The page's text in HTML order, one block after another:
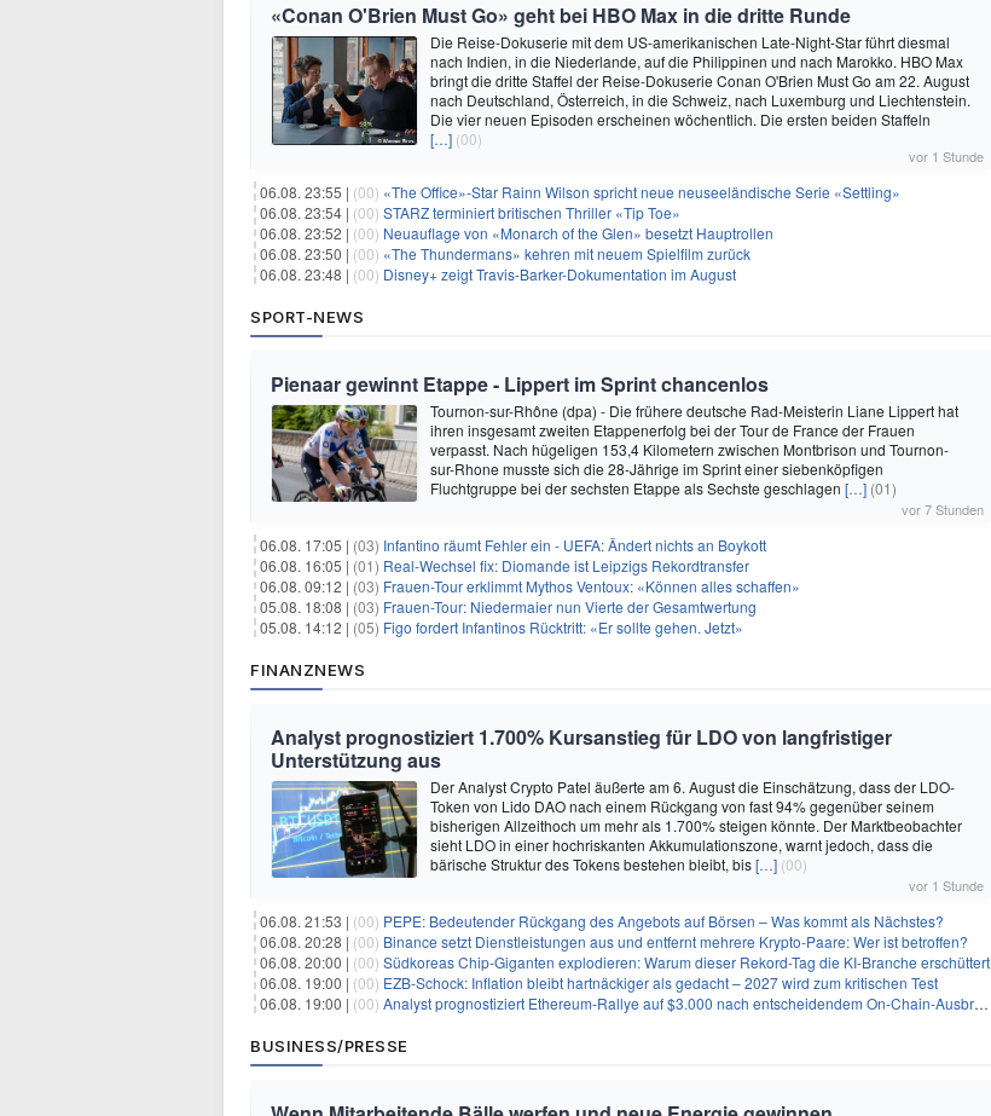
«Conan O'Brien Must Go» geht bei HBO Max in die dritte Runde
Die Reise-Dokuserie mit dem US-amerikanischen Late-Night-Star führt diesmal
nach Indien, in die Niederlande, auf die Philippinen und nach Marokko. HBO Max
bringt die dritte Staffel der Reise-Dokuserie Conan O'Brien Must Go am 22. August
nach Deutschland, Österreich, in die Schweiz, nach Luxemburg und Liechtenstein.
Die vier neuen Episoden erscheinen wöchentlich. Die ersten beiden Staffeln
[…] (00)
vor 1 Stunde
06.08. 23:55 | (00) «The Office»-Star Rainn Wilson spricht neue neuseeländische Serie «Settling»
06.08. 23:54 | (00) STARZ terminiert britischen Thriller «Tip Toe»
06.08. 23:52 | (00) Neuauflage von «Monarch of the Glen» besetzt Hauptrollen
06.08. 23:50 | (00) «The Thundermans» kehren mit neuem Spielfilm zurück
06.08. 23:48 | (00) Disney+ zeigt Travis-Barker-Dokumentation im August
SPORT-NEWS
Pienaar gewinnt Etappe - Lippert im Sprint chancenlos
Tournon-sur-Rhône (dpa) - Die frühere deutsche Rad-Meisterin Liane Lippert hat
ihren insgesamt zweiten Etappenerfolg bei der Tour de France der Frauen
verpasst. Nach hügeligen 153,4 Kilometern zwischen Montbrison und Tournon-
sur-Rhone musste sich die 28-Jährige im Sprint einer siebenköpfigen
Fluchtgruppe bei der sechsten Etappe als Sechste geschlagen […] (01)
vor 7 Stunden
06.08. 17:05 | (03) Infantino räumt Fehler ein - UEFA: Ändert nichts an Boykott
06.08. 16:05 | (01) Real-Wechsel fix: Diomande ist Leipzigs Rekordtransfer
06.08. 09:12 | (03) Frauen-Tour erklimmt Mythos Ventoux: «Können alles schaffen»
05.08. 18:08 | (03) Frauen-Tour: Niedermaier nun Vierte der Gesamtwertung
05.08. 14:12 | (05) Figo fordert Infantinos Rücktritt: «Er sollte gehen. Jetzt»
FINANZNEWS
Analyst prognostiziert 1.700% Kursanstieg für LDO von langfristiger
Unterstützung aus
Der Analyst Crypto Patel äußerte am 6. August die Einschätzung, dass der LDO-
Token von Lido DAO nach einem Rückgang von fast 94% gegenüber seinem
bisherigen Allzeithoch um mehr als 1.700% steigen könnte. Der Marktbeobachter
sieht LDO in einer hochriskanten Akkumulationszone, warnt jedoch, dass die
bärische Struktur des Tokens bestehen bleibt, bis[…] (00)
vor 1 Stunde
06.08. 21:53 | (00) PEPE: Bedeutender Rückgang des Angebots auf Börsen – Was kommt als Nächstes?
06.08. 20:28 | (00) Binance setzt Dienstleistungen aus und entfernt mehrere Krypto-Paare: Wer ist betroffen?
06.08. 20:00 | (00) Südkoreas Chip-Giganten explodieren: Warum dieser Rekord-Tag die KI-Branche erschüttert
06.08. 19:00 | (00) EZB-Schock: Inflation bleibt hartnäckiger als gedacht – 2027 wird zum kritischen Test
06.08. 19:00 | (00) Analyst prognostiziert Ethereum-Rallye auf $3.000 nach entscheidendem On-Chain-Ausbruch
BUSINESS/PRESSE